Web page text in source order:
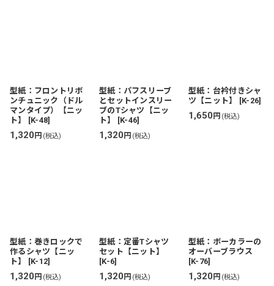
型紙：フロントリボ
ンチュニック（ドル
マンタイプ）【ニッ
ト】
[K-48]
1,320円 (税込)
型紙：パフスリーブ
とセットインスリー
ブのTシャツ【ニッ
ト】
[K-46]
1,320円 (税込)
型紙：台衿付きシャ
ツ【ニット】
[K-26]
1,650円 (税込)
型紙：巻きロックで
作るシャツ【ニッ
ト】
[K-12]
1,320円 (税込)
型紙：定番Tシャツ
セット【ニット】
[K-6]
1,320円 (税込)
型紙：ボーカラーの
オーバーブラウス
[K-76]
1,320円 (税込)